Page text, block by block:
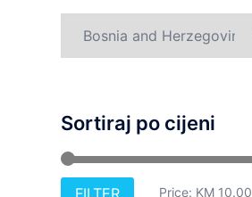
Sortiraj po cijeni
FILTER Price: KM 10.00